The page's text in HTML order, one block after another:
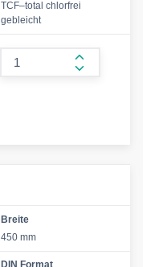
TCF–total chlorfrei
gebleicht
form.increase-
Breite
450 mm
DIN Format